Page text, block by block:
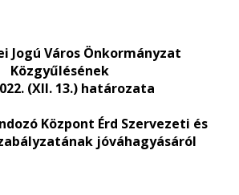
Jogú Város Önkormányzat
Közgyűlésének
(XII. 13.) határozata
Központ Érd Szervezeti és
jóváhagyásáról